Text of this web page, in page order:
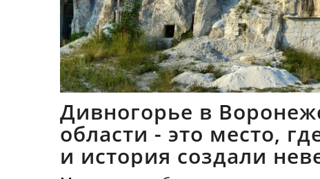
Дивногорье в
области - это место,
и история создали